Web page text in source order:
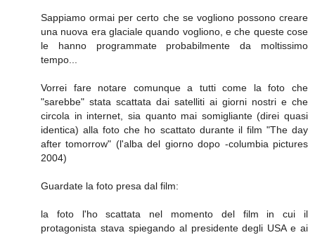
Sappiamo ormai per certo che se vogliono possono creare
una nuova era glaciale quando vogliono, e che queste cose
le hanno programmate probabilmente da moltissimo
tempo...
Vorrei fare notare comunque a tutti come la foto che
"sarebbe" stata scattata dai satelliti ai giorni nostri e che
circola in internet, sia quanto mai somigliante (direi quasi
identica) alla foto che ho scattato durante il film "The day
after tomorrow" (l'alba del giorno dopo -columbia pictures
2004)
Guardate la foto presa dal film:
la foto l'ho scattata nel momento del film in cui il
protagonista stava spiegando al presidente degli USA e ai